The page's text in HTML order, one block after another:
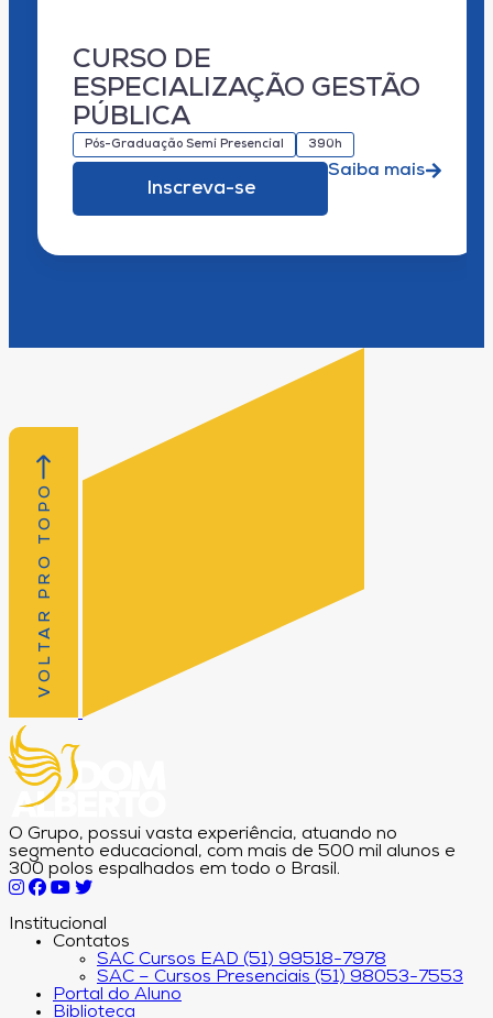
CURSO DE
ESPECIALIZAÇÃO GESTÃO
PÚBLICA
Pós-Graduação Semi Presencial 390h
Inscreva-se
Saiba mais
VOLTAR PRO TOPO
O Grupo, possui vasta experiência, atuando no
segmento educacional, com mais de 500 mil alunos e
300 polos espalhados em todo o Brasil.
Institucional
Contatos
SAC Cursos EAD (51) 99518-7978
SAC – Cursos Presenciais (51) 98053-7553
Portal do Aluno
Biblioteca